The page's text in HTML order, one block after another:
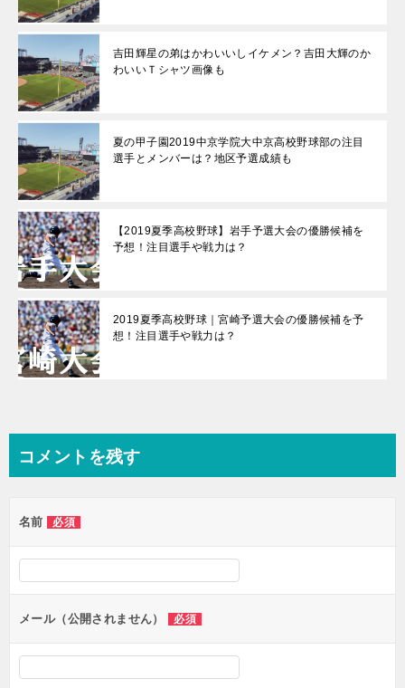
吉田輝星の弟はかわいいしイケメン？吉田大輝のか
わいいＴシャツ画像も
夏の甲子園2019中京学院大中京高校野球部の注目
選手とメンバーは？地区予選成績も
【2019夏季高校野球】岩手予選大会の優勝候補を
予想！注目選手や戦力は？
2019夏季高校野球｜宮崎予選大会の優勝候補を予
想！注目選手や戦力は？
コメントを残す
名前 必須
メール（公開されません） 必須